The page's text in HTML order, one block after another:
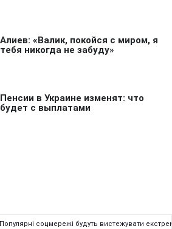
Популярні соцмережі будуть вистежувати